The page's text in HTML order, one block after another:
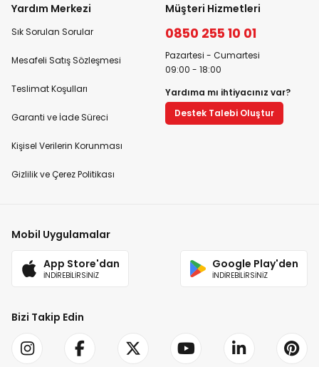
Yardım Merkezi
Sık Sorulan Sorular
Mesafeli Satış Sözleşmesi
Teslimat Koşulları
Garanti ve İade Süreci
Kişisel Verilerin Korunması
Gizlilik ve Çerez Politikası
Müşteri Hizmetleri
0850 255 10 01
Pazartesi - Cumartesi
09:00 - 18:00
Yardıma mı ihtiyacınız var?
Destek Talebi Oluştur
Mobil Uygulamalar
App Store'dan
İNDİREBİLİRSİNİZ
Google Play'den
İNDİREBİLİRSİNİZ
Bizi Takip Edin